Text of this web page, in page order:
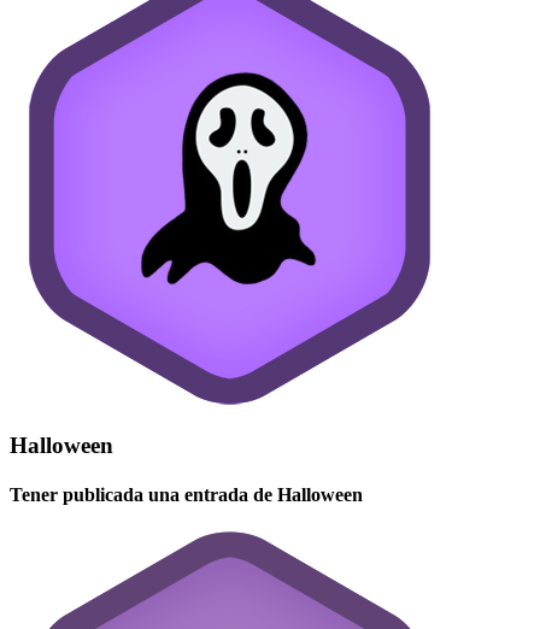
Halloween
Tener publicada una entrada de Halloween